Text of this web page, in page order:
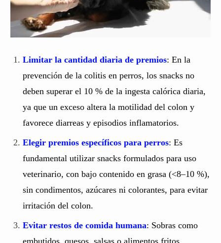
Limitar la cantidad diaria de premios: En la
prevención de la colitis en perros, los snacks no
deben superar el 10 % de la ingesta calórica diaria,
ya que un exceso altera la motilidad del colon y
favorece diarreas y episodios inflamatorios.
Elegir premios específicos para perros: Es
fundamental utilizar snacks formulados para uso
veterinario, con bajo contenido en grasa (<8–10 %),
sin condimentos, azúcares ni colorantes, para evitar
irritación del colon.
Evitar restos de comida humana: Sobras como